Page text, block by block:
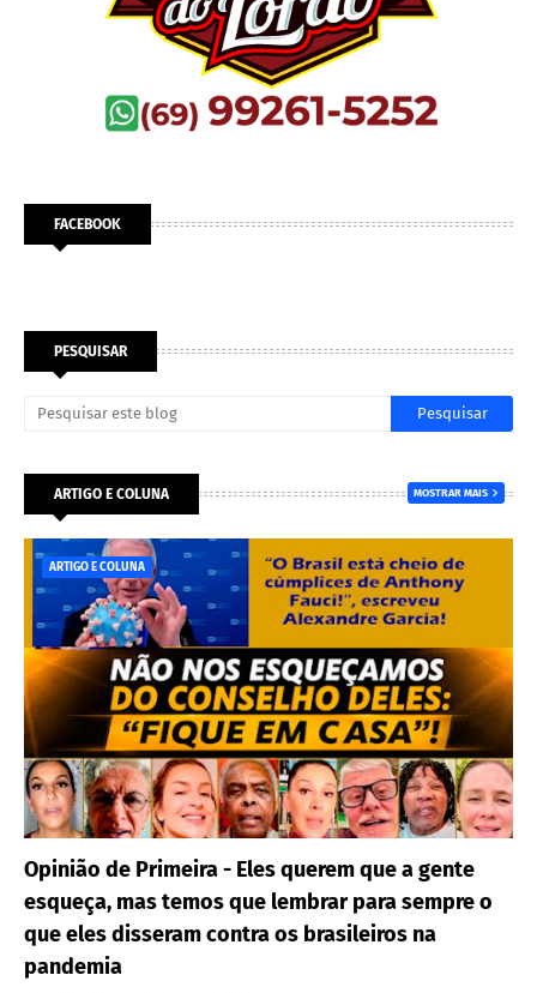
FACEBOOK
PESQUISAR
ARTIGO E COLUNA MOSTRAR MAIS
ARTIGO E COLUNA
Opinião de Primeira - Eles querem que a gente
esqueça, mas temos que lembrar para sempre o
que eles disseram contra os brasileiros na
pandemia